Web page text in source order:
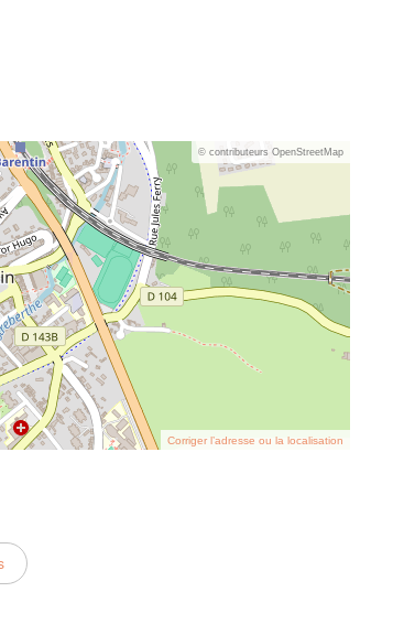
© contributeurs OpenStreetMap
Corriger l’adresse ou la localisation